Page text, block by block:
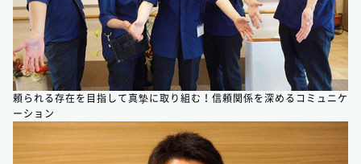
頼られる存在を目指して真摯に取り組む！信頼関係を深めるコミュニケ
ーション